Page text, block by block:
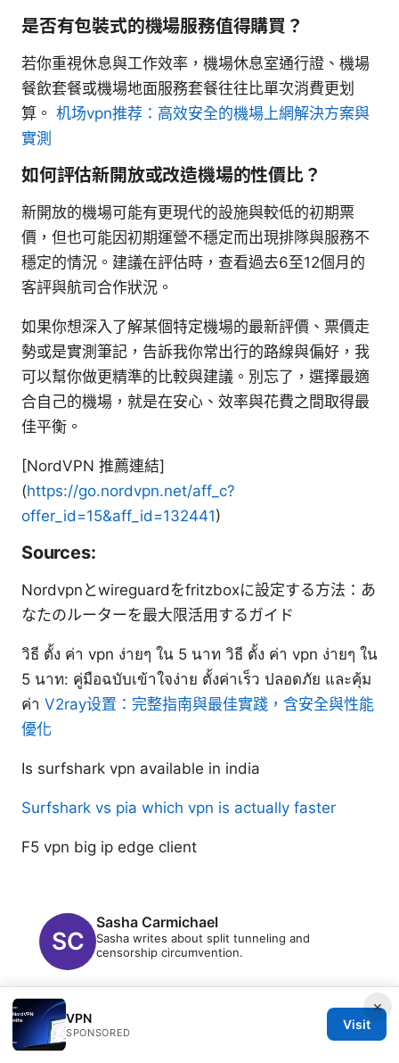
是否有包裝式的機場服務值得購買？
若你重視休息與工作效率，機場休息室通行證、機場
餐飲套餐或機場地面服務套餐往往比單次消費更划
算。 机场vpn推荐：高效安全的機場上網解決方案與
實測
如何評估新開放或改造機場的性價比？
新開放的機場可能有更現代的設施與較低的初期票
價，但也可能因初期運營不穩定而出現排隊與服務不
穩定的情況。建議在評估時，查看過去6至12個月的
客評與航司合作狀況。
如果你想深入了解某個特定機場的最新評價、票價走
勢或是實測筆記，告訴我你常出行的路線與偏好，我
可以幫你做更精準的比較與建議。別忘了，選擇最適
合自己的機場，就是在安心、效率與花費之間取得最
佳平衡。
[NordVPN 推薦連結]
(https://go.nordvpn.net/aff_c?
offer_id=15&aff_id=132441)
Sources:
Nordvpnとwireguardをfritzboxに設定する方法：あ
なたのルーターを最大限活用するガイド
วิธี ตั้ง ค่า vpn ง่ายๆ ใน 5 นาท วิธี ตั้ง ค่า vpn ง่ายๆ ใน
5 นาท: คู่มือฉบับเข้าใจง่าย ตั้งค่าเร็ว ปลอดภัย และคุ้ม
ค่า V2ray设置：完整指南與最佳實踐，含安全與性能
優化
Is surfshark vpn available in india
Surfshark vs pia which vpn is actually faster
F5 vpn big ip edge client
Sasha Carmichael
Sasha writes about split tunneling and
censorship circumvention.
×
VPN
SPONSORED
Visit